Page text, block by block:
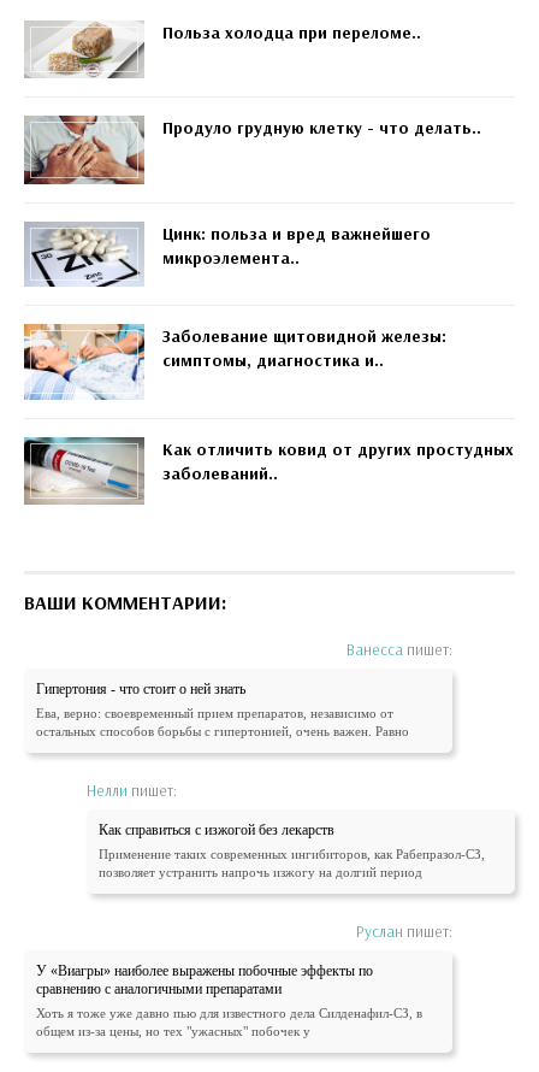
Польза холодца при переломе..
Продуло грудную клетку - что делать..
Цинк: польза и вред важнейшего
микроэлемента..
Заболевание щитовидной железы:
симптомы, диагностика и..
Как отличить ковид от других простудных
заболеваний..
ВАШИ КОММЕНТАРИИ:
Ванесса пишет:
Гипертония - что стоит о ней знать
Ева, верно: своевременный прием препаратов, независимо от
остальных способов борьбы с гипертонией, очень важен. Равно
Нелли пишет:
Как справиться с изжогой без лекарств
Применение таких современных ингибиторов, как Рабепразол-СЗ,
позволяет устранить напрочь изжогу на долгий период
Руслан пишет:
У «Виагры» наиболее выражены побочные эффекты по
сравнению с аналогичными препаратами
Хоть я тоже уже давно пью для известного дела Силденафил-СЗ, в
общем из-за цены, но тех "ужасных" побочек у